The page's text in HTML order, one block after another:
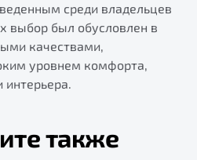
среди владельцев
выбор был обусловлен в
качествами,
уровнем комфорта,
интерьера.
также